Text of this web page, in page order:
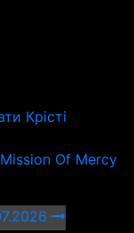
Крісті
Of Mercy